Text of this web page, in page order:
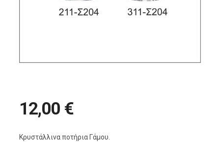
12,00 €
Κρυστάλλινα ποτήρια Γάμου.